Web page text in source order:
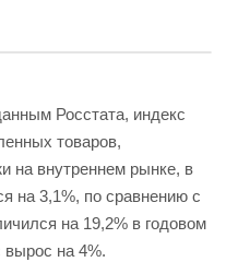
Росстата, индекс
товаров,
на внутреннем рынке, в
на 3,1%, по сравнению с
на 19,2% в годовом
вырос на 4%.